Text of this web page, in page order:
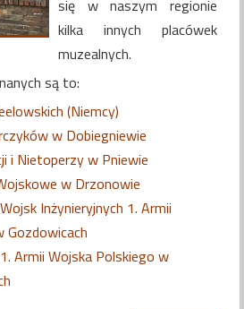
się w naszym regionie
kilka innych placówek
muzealnych.
są to:
(Niemcy)
w Dobiegniewie
i Nietoperzy w Pniewie
w Drzonowie
Inżynieryjnych 1. Armii
Gozdowicach
Armii Wojska Polskiego w